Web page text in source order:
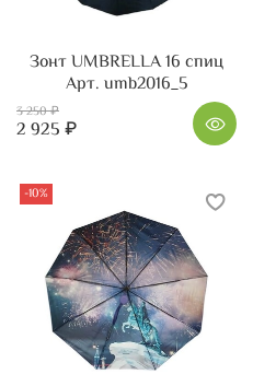
Зонт UMBRELLA 16 спиц
Арт. umb2016_5
3 250 ₽
2 925 ₽
-10%